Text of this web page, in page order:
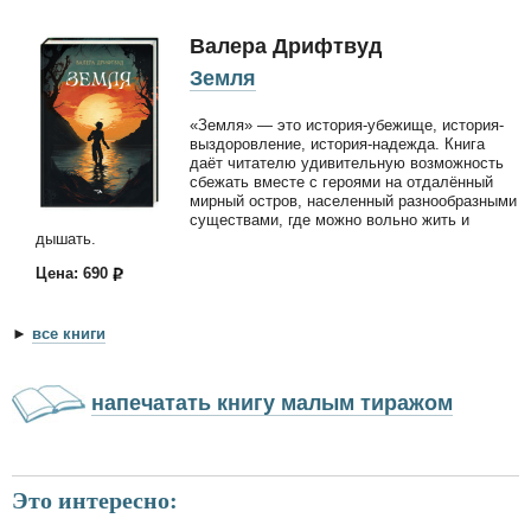
Валера Дрифтвуд
Земля
«Земля» — это история-убежище, история-
выздоровление, история-надежда. Книга
даёт читателю удивительную возможность
сбежать вместе с героями на отдалённый
мирный остров, населенный разнообразными
существами, где можно вольно жить и
дышать.
Цена: 690
► все книги
напечатать книгу малым тиражом
Это интересно: